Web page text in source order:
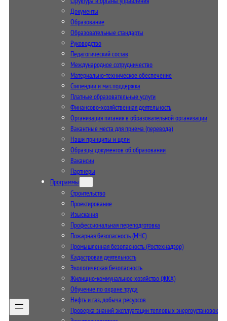
Документы
Образование
Образовательные стандарты
Руководство
Педагогический состав
Международное сотрудничество
Материально-техническое обеспечение
Стипендии и мат. поддержка
Платные образовательные услуги
Финансово-хозяйственная деятельность
Организация питания в образовательной организации
Вакантные места для приема (перевода)
Наши принципы и цели
Образцы документов об образовании
Вакансии
Партнеры
Программы
Строительство
Проектирование
Изыскания
Профессиональная переподготовка
Пожарная безопасность (МЧС)
Промышленная безопасность (Ростехнадзор)
Кадастровая деятельность
Экологическая безопасность
Жилищно-коммунальное хозяйство (ЖКХ)
Обучение по охране труда
Нефть и газ, добыча ресурсов
Проверка знаний эксплуатации тепловых энергоустановок